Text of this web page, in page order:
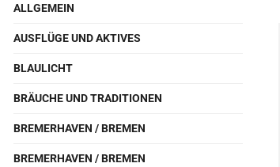
ALLGEMEIN
AUSFLÜGE UND AKTIVES
BLAULICHT
BRÄUCHE UND TRADITIONEN
BREMERHAVEN / BREMEN
BREMERHAVEN / BREMEN